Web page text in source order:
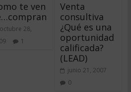
te ven
octubre 28,
1
Venta
consultiva
¿Qué es una
oportunidad
calificada?
(LEAD)
junio 21, 2007
0